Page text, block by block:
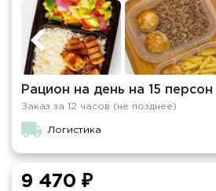
Рацион на день на 15 персон
Заказ за 12 часов (не позднее)
Логистика
9 470 ₽